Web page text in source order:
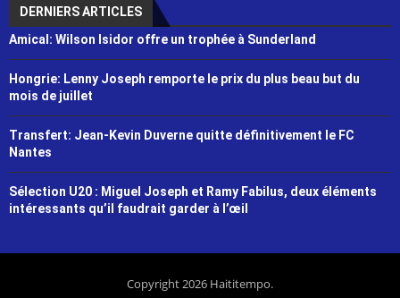
DERNIERS ARTICLES
Amical: Wilson Isidor offre un trophée à Sunderland
Hongrie: Lenny Joseph remporte le prix du plus beau but du
mois de juillet
Transfert: Jean-Kevin Duverne quitte définitivement le FC
Nantes
Sélection U20 : Miguel Joseph et Ramy Fabilus, deux éléments
intéressants qu’il faudrait garder à l’œil
Copyright 2026 Haititempo.